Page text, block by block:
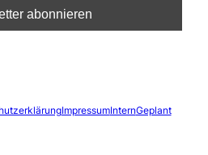
ImpressumInternGeplant